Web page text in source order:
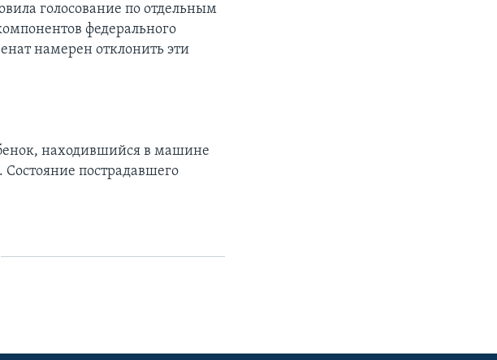
голосование по отдельным
федерального
намерен отклонить эти
находившийся в машине
пострадавшего